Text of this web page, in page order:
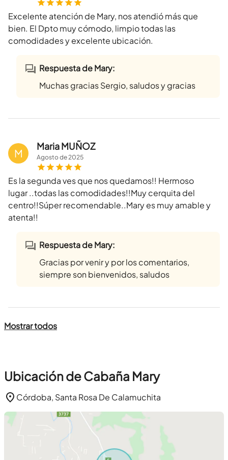
Excelente atención de Mary, nos atendió más que
bien. El Dpto muy cómodo, limpio todas las
comodidades y excelente ubicación.
Respuesta de Mary:
Muchas gracias Sergio, saludos y gracias
M
Maria MUÑOZ
Agostode2025
Es la segunda ves que nos quedamos!! Hermoso
lugar ..todas las comodidades!!Muy cerquita del
centro!!Súper recomendable..Mary es muy amable y
atenta!!
Respuesta de Mary:
Gracias por venir y por los comentarios,
siempre son bienvenidos, saludos
Mostrar todos
Ubicación de Cabaña Mary
Córdoba, Santa Rosa De Calamuchita